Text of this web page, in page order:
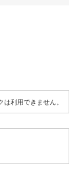
は利用できません。